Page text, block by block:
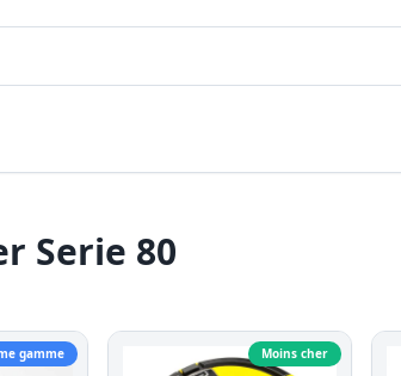
Serie 80
gamme Moins cher